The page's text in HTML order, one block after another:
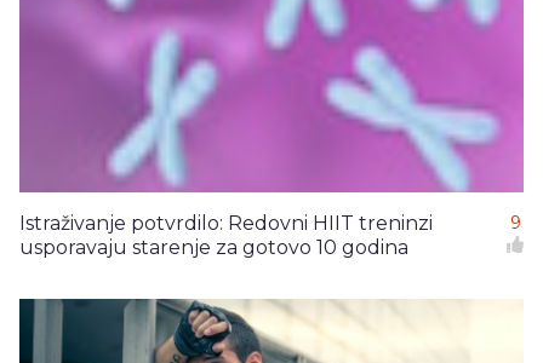
Istraživanje potvrdilo: Redovni HIIT treninzi
usporavaju starenje za gotovo 10 godina
9